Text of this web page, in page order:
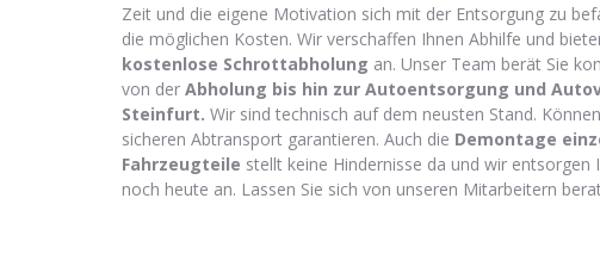
Zeit und die eigene Motivation sich mit der Entsorgung zu
die möglichen Kosten. Wir verschaffen Ihnen Abhilfe und
kostenlose Schrottabholung an. Unser Team berät Sie
von der Abholung bis hin zur Autoentsorgung und
Steinfurt. Wir sind technisch auf dem neusten Stand.
sicheren Abtransport garantieren. Auch die Demontage
Fahrzeugteile stellt keine Hindernisse da und wir entsorgen
noch heute an. Lassen Sie sich von unseren Mitarbeitern